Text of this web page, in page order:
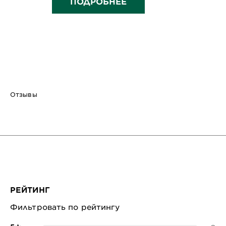
Отзывы
РЕЙТИНГ
Фильтровать по рейтингу